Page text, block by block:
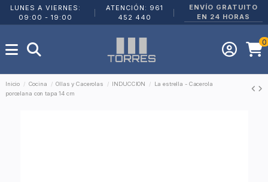
LUNES A VIERNES:
09:00 - 19:00
ATENCIÓN: 961
452 440
ENVÍO GRATUITO
EN 24 HORAS
0
Inicio Cocina Ollas y Cacerolas INDUCCION
La estrella - Cacerola
porcelana con tapa 14 cm